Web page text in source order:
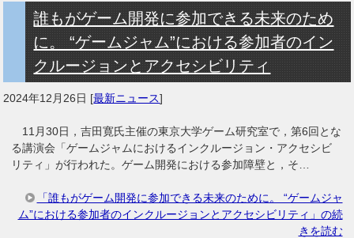
誰もがゲーム開発に参加できる未来のため
に。 “ゲームジャム”における参加者のイン
クルージョンとアクセシビリティ
2024年12月26日 [最新ニュース]
11月30日，吉田寛氏主催の東京大学ゲーム研究室で，第6回とな
る講演会「ゲームジャムにおけるインクルージョン・アクセシビ
リティ」が行われた。ゲーム開発における参加障壁と，そ…
「誰もがゲーム開発に参加できる未来のために。 “ゲームジャ
ム”における参加者のインクルージョンとアクセシビリティ」の続
きを読む